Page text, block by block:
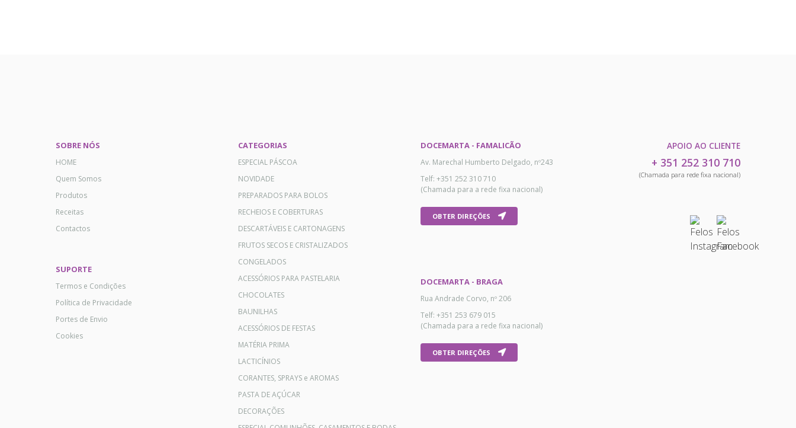
SOBRE NÓS
HOME
Quem Somos
Produtos
Receitas
Contactos
SUPORTE
Termos e Condições
Política de Privacidade
Portes de Envio
Cookies
CATEGORIAS
ESPECIAL PÁSCOA
NOVIDADE
PREPARADOS PARA BOLOS
RECHEIOS E COBERTURAS
DESCARTÁVEIS E CARTONAGENS
FRUTOS SECOS E CRISTALIZADOS
CONGELADOS
ACESSÓRIOS PARA PASTELARIA
CHOCOLATES
BAUNILHAS
ACESSÓRIOS DE FESTAS
MATÉRIA PRIMA
LACTICÍNIOS
CORANTES, SPRAYS e AROMAS
PASTA DE AÇÚCAR
DECORAÇÕES
DOCEMARTA - FAMALICÃO
Av. Marechal Humberto Delgado, nº243
Telf: +351 252 310 710
(Chamada para a rede fixa nacional)
OBTER DIREÇÕES
DOCEMARTA - BRAGA
Rua Andrade Corvo, nº 206
Telf: +351 253 679 015
(Chamada para a rede fixa nacional)
OBTER DIREÇÕES
APOIO AO CLIENTE
+ 351 252 310 710
(Chamada para rede fixa nacional)